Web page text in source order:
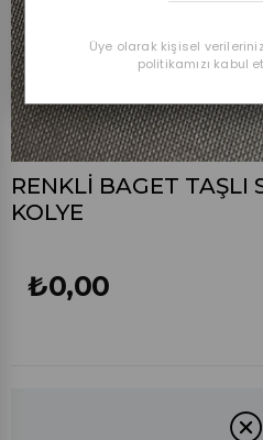
RENKLİ BAGET TAŞLI
KOLYE
₺0,00
Üye olarak kişisel
politikamızı kabul